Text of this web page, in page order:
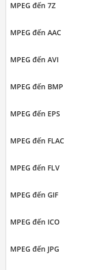
MPEG đến 7Z
MPEG đến AAC
MPEG đến AVI
MPEG đến BMP
MPEG đến EPS
MPEG đến FLAC
MPEG đến FLV
MPEG đến GIF
MPEG đến ICO
MPEG đến JPG